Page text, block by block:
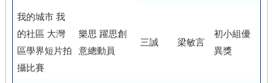
我的城市 我
的社區 大灣
區學界短片拍
攝比賽
樂思 躍思創
意總動員
三誠 梁敏言
初小組優
異獎